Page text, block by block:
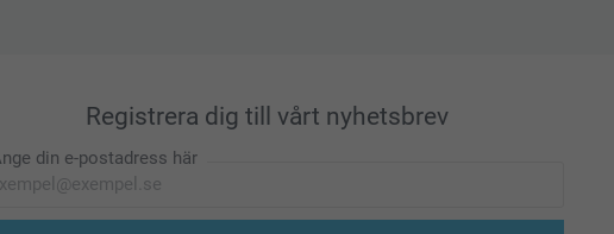
Registrera dig till vårt nyhetsbrev
din e-postadress här